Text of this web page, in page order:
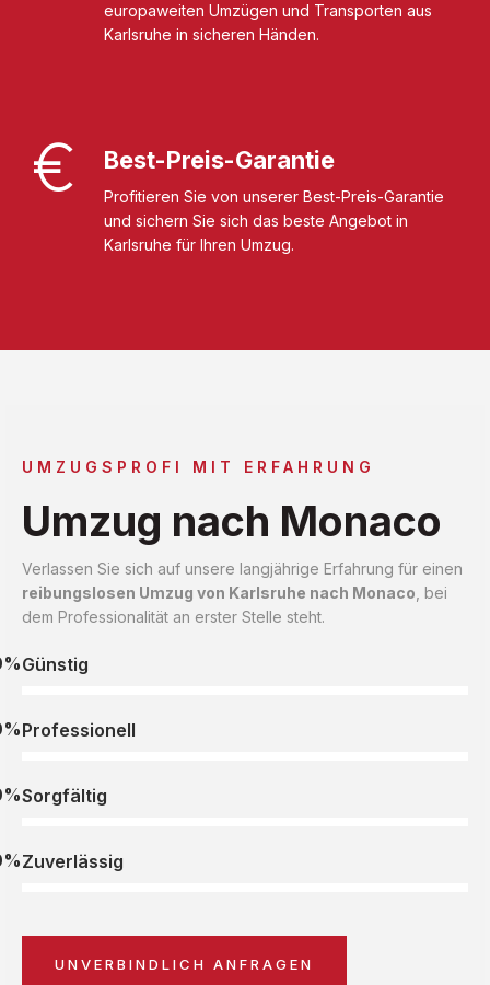
europaweiten Umzügen und Transporten aus
Karlsruhe in sicheren Händen.
Best-Preis-Garantie
Profitieren Sie von unserer Best-Preis-Garantie
und sichern Sie sich das beste Angebot in
Karlsruhe für Ihren Umzug.
UMZUGSPROFI MIT ERFAHRUNG
Umzug nach Monaco
Verlassen Sie sich auf unsere langjährige Erfahrung für einen
reibungslosen Umzug von Karlsruhe nach Monaco , bei
dem Professionalität an erster Stelle steht.
Günstig
Professionell
Sorgfältig
Zuverlässig
UNVERBINDLICH ANFRAGEN